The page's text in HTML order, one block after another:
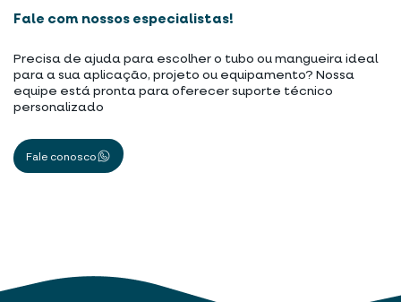
Fale com nossos especialistas!
Precisa de ajuda para escolher o tubo ou mangueira ideal
para a sua aplicação, projeto ou equipamento? Nossa
equipe está pronta para oferecer suporte técnico
personalizado
Fale conosco